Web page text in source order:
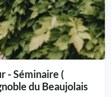
- Séminaire (
du Beaujolais